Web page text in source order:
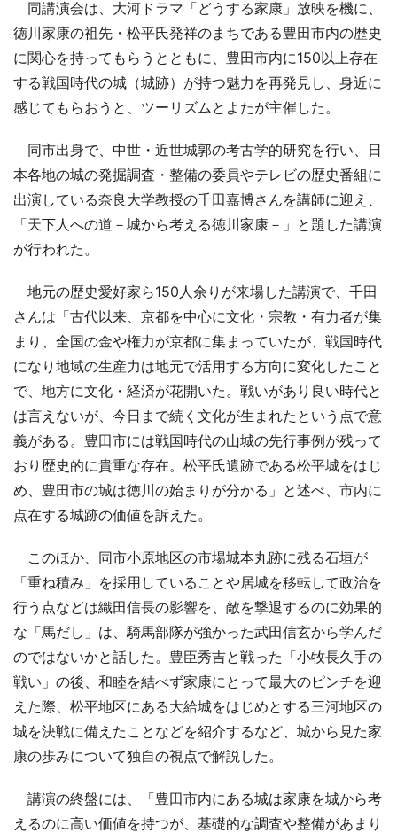
同講演会は、大河ドラマ「どうする家康」放映を機に、
徳川家康の祖先・松平氏発祥のまちである豊田市内の歴史
に関心を持ってもらうとともに、豊田市内に150以上存在
する戦国時代の城（城跡）が持つ魅力を再発見し、身近に
感じてもらおうと、ツーリズムとよたが主催した。
同市出身で、中世・近世城郭の考古学的研究を行い、日
本各地の城の発掘調査・整備の委員やテレビの歴史番組に
出演している奈良大学教授の千田嘉博さんを講師に迎え、
「天下人への道－城から考える徳川家康－」と題した講演
が行われた。
地元の歴史愛好家ら150人余りが来場した講演で、千田
さんは「古代以来、京都を中心に文化・宗教・有力者が集
まり、全国の金や権力が京都に集まっていたが、戦国時代
になり地域の生産力は地元で活用する方向に変化したこと
で、地方に文化・経済が花開いた。戦いがあり良い時代と
は言えないが、今日まで続く文化が生まれたという点で意
義がある。豊田市には戦国時代の山城の先行事例が残って
おり歴史的に貴重な存在。松平氏遺跡である松平城をはじ
め、豊田市の城は徳川の始まりが分かる」と述べ、市内に
点在する城跡の価値を訴えた。
このほか、同市小原地区の市場城本丸跡に残る石垣が
「重ね積み」を採用していることや居城を移転して政治を
行う点などは織田信長の影響を、敵を撃退するのに効果的
な「馬だし」は、騎馬部隊が強かった武田信玄から学んだ
のではないかと話した。豊臣秀吉と戦った「小牧長久手の
戦い」の後、和睦を結べず家康にとって最大のピンチを迎
えた際、松平地区にある大給城をはじめとする三河地区の
城を決戦に備えたことなどを紹介するなど、城から見た家
康の歩みについて独自の視点で解説した。
講演の終盤には、「豊田市内にある城は家康を城から考
えるのに高い価値を持つが、基礎的な調査や整備があまり